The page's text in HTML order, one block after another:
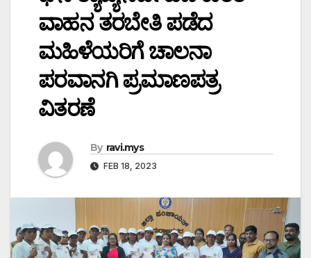
ವಾಹನ ತರಬೇತಿ ಪಡೆದ
ಮಹಿಳೆಯರಿಗೆ ಚಾಲನಾ
ಪರವಾನಗಿ ಪ್ರಮಾಣಪತ್ರ
ವಿತರಣೆ
By ravi.mys
FEB 18, 2023